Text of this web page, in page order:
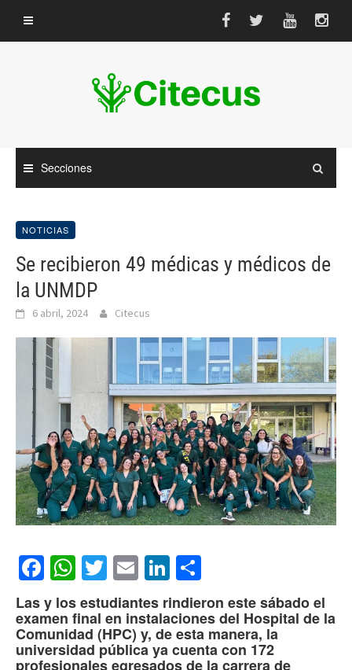
contenido
Secciones
NOTICIAS
Se recibieron 49 médicas y médicos de
la UNMDP
6 abril, 2024 Citecus
Facebook
WhatsApp
Twitter
EmailLinkedIn
Las y los estudiantes rindieron este sábado el
examen final en instalaciones del Hospital de la
Comunidad (HPC) y, de esta manera, la
universidad pública ya cuenta con 172
profesionales egresados de la carrera de